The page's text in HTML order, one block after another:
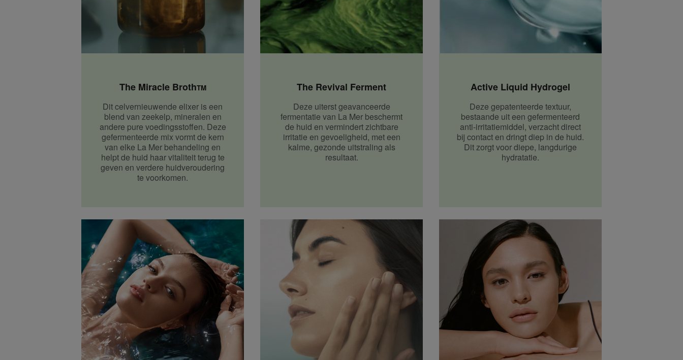
The Miracle BrothTM
Dit celvernieuwende elixer is een
blend van zeekelp, mineralen en
andere pure voedingsstoffen. Deze
gefermenteerde mix vormt de kern
van elke La Mer behandeling en
helpt de huid haar vitaliteit terug te
geven en verdere huidveroudering
te voorkomen.
The Revival Ferment
Deze uiterst geavanceerde
fermentatie van La Mer beschermt
de huid en vermindert zichtbare
irritatie en gevoeligheid, met een
kalme, gezonde uitstraling als
resultaat.
Active Liquid Hydrogel
Deze gepatenteerde textuur,
bestaande uit een gefermenteerd
anti-irritatiemiddel, verzacht direct
bij contact en dringt diep in de huid.
Dit zorgt voor diepe, langdurige
hydratatie.